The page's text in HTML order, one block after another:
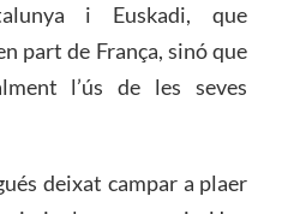
i Euskadi, que
part de França, sinó que
l’ús de les seves
deixat campar a plaer